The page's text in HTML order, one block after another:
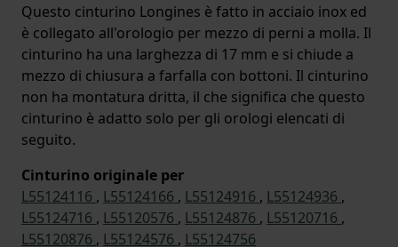
Questo cinturino Longines è fatto in acciaio inox ed
è collegato all'orologio per mezzo di perni a molla. Il
cinturino ha una larghezza di 17 mm e si chiude a
mezzo di chiusura a farfalla con bottoni. Il cinturino
non ha montatura dritta, il che significa che questo
cinturino è adatto solo per gli orologi elencati di
seguito.
Cinturino originale per
L55124116 , L55124166 , L55124916 , L55124936 ,
L55124716 , L55120576 , L55124876 , L55120716 ,
L55120876 , L55124576 , L55124756